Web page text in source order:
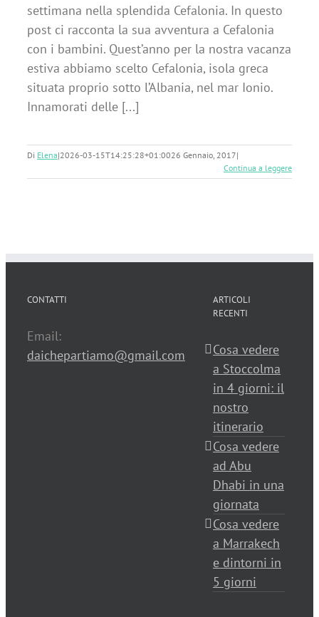
settimana nella splendida Cefalonia. In questo
post ci racconta la sua avventura a Cefalonia
con i bambini. Quest’anno per la nostra vacanza
estiva abbiamo scelto Cefalonia, isola greca
situata proprio sotto l’Albania, nel mar Ionio.
Innamorati delle [...]
Di Elena|2026-03-15T14:25:28+01:0026 Gennaio, 2017|
Continua a leggere
CONTATTI
Email:
daichepartiamo@gmail.com
ARTICOLI
RECENTI
Cosa vedere
a Stoccolma
in 4 giorni: il
nostro
itinerario
Cosa vedere
ad Abu
Dhabi in una
giornata
Cosa vedere
a Marrakech
e dintorni in
5 giorni